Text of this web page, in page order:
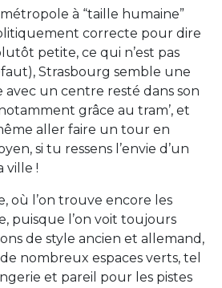
métropole à “taille humaine”
correcte pour dire
petite, ce qui n’est pas
Strasbourg semble une
avec un centre resté dans son
grâce au tram’, et
aller faire un tour en
si tu ressens l’envie d’un
ville !
où l’on trouve encore les
puisque l’on voit toujours
de style ancien et allemand,
nombreux espaces verts, tel
et pareil pour les pistes